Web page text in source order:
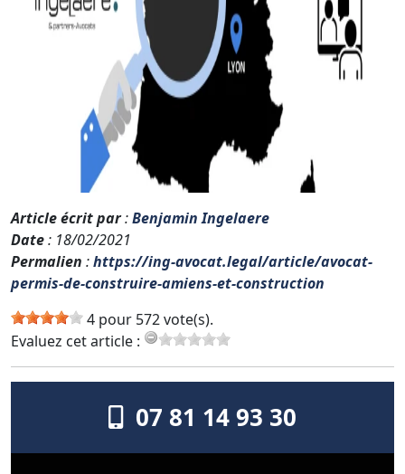
Article écrit par:Benjamin Ingelaere
Date: 18/02/2021
Permalien :https://ing-avocat.legal/article/avocat-
permis-de-construire-amiens-et-construction
4 pour 572 vote(s).
Evaluez cet article :
07 81 14 93 30